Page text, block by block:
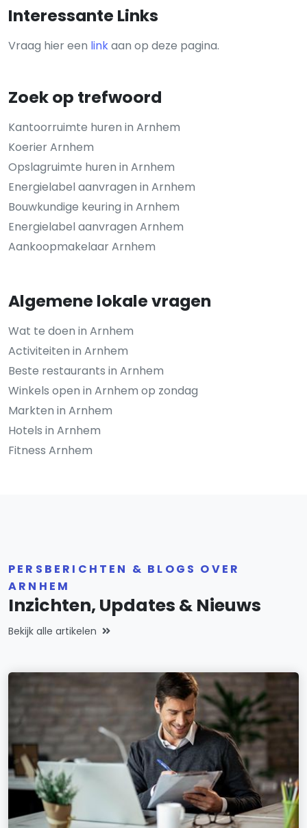
Interessante Links
Vraag hier een linkaan op deze pagina.
Zoek op trefwoord
Kantoorruimte huren in Arnhem
Koerier Arnhem
Opslagruimte huren in Arnhem
Energielabel aanvragen in Arnhem
Bouwkundige keuring in Arnhem
Energielabel aanvragen Arnhem
Aankoopmakelaar Arnhem
Algemene lokale vragen
Wat te doen in Arnhem
Activiteiten in Arnhem
Beste restaurants in Arnhem
Winkels open in Arnhem op zondag
Markten in Arnhem
Hotels in Arnhem
Fitness Arnhem
PERSBERICHTEN & BLOGS OVER
ARNHEM
Inzichten, Updates & Nieuws
Bekijk alle artikelen